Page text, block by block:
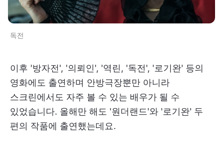
독전
이후 '방자전', '의뢰인', '역린, '독전', '로기완' 등의
영화에도 출연하며 안방극장뿐만 아니라
스크린에서도 자주 볼 수 있는 배우가 될 수
있었습니다. 올해만 해도 '원더랜드'와 '로기완' 두
편의 작품에 출연했는데요.